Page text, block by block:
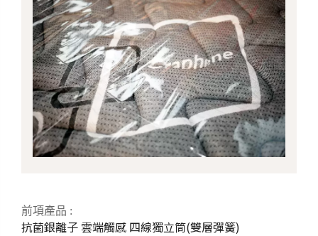
前項產品 :
抗菌銀離子雲端觸感 四線獨立筒(雙層彈簧)